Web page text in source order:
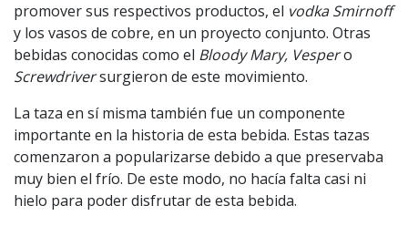
promover sus respectivos productos, el vodka Smirnoff
y los vasos de cobre, en un proyecto conjunto. Otras
bebidas conocidas como el Bloody Mary, Vespero
Screwdriversurgieron de este movimiento.
La taza en sí misma también fue un componente
importante en la historia de esta bebida. Estas tazas
comenzaron a popularizarse debido a que preservaba
muy bien el frío. De este modo, no hacía falta casi ni
hielo para poder disfrutar de esta bebida.